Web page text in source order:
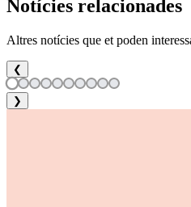
Notícies relacionades
Altres notícies que et poden
❮
❯